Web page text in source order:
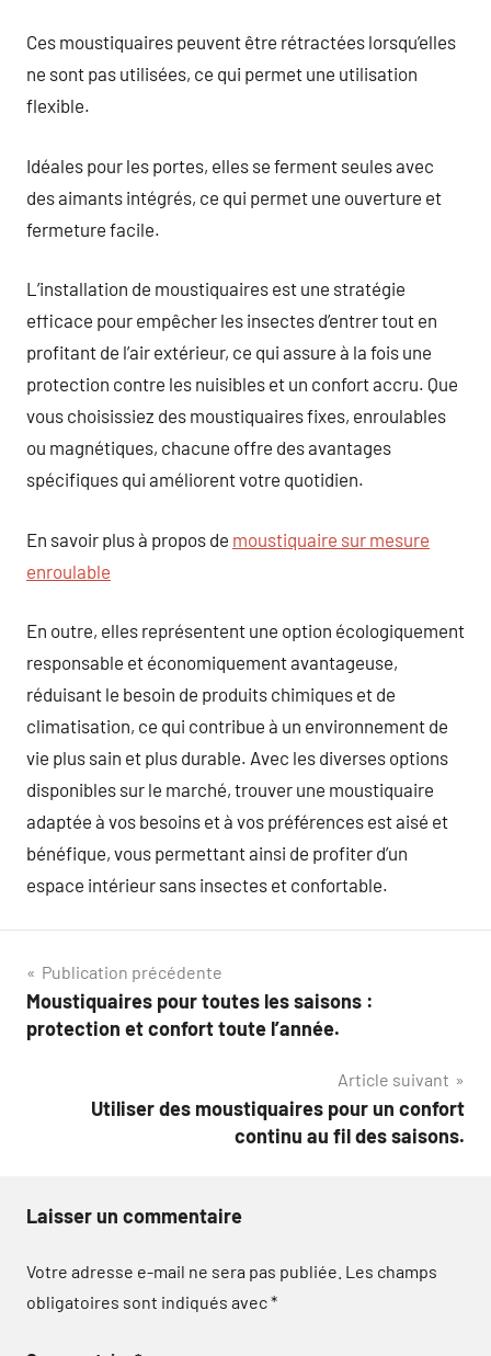
Ces moustiquaires peuvent être rétractées lorsqu’elles
ne sont pas utilisées, ce qui permet une utilisation
flexible.
Idéales pour les portes, elles se ferment seules avec
des aimants intégrés, ce qui permet une ouverture et
fermeture facile.
L’installation de moustiquaires est une stratégie
efficace pour empêcher les insectes d’entrer tout en
profitant de l’air extérieur, ce qui assure à la fois une
protection contre les nuisibles et un confort accru. Que
vous choisissiez des moustiquaires fixes, enroulables
ou magnétiques, chacune offre des avantages
spécifiques qui améliorent votre quotidien.
En savoir plus à propos de moustiquaire sur mesure
enroulable
En outre, elles représentent une option écologiquement
responsable et économiquement avantageuse,
réduisant le besoin de produits chimiques et de
climatisation, ce qui contribue à un environnement de
vie plus sain et plus durable. Avec les diverses options
disponibles sur le marché, trouver une moustiquaire
adaptée à vos besoins et à vos préférences est aisé et
bénéfique, vous permettant ainsi de profiter d’un
espace intérieur sans insectes et confortable.
Navigation
de
Publication précédente
Moustiquaires pour toutes les saisons :
protection et confort toute l’année.
Article suivant
Utiliser des moustiquaires pour un confort
continu au fil des saisons.
Laisser un commentaire
Votre adresse e-mail ne sera pas publiée. Les champs
obligatoires sont indiqués avec*